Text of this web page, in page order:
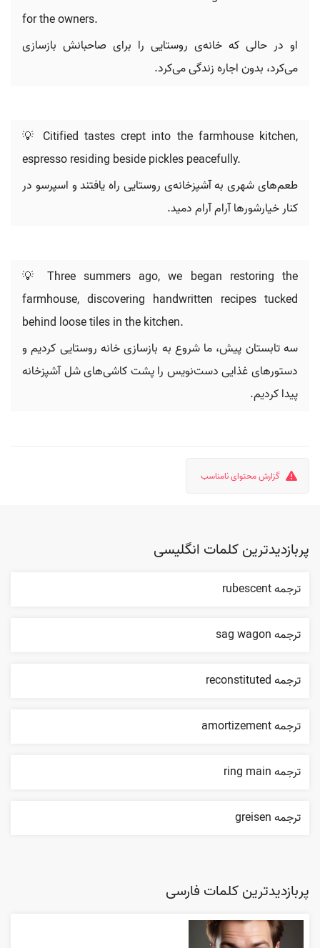
for the owners.
او در حالی که خانه‌ی روستایی را برای صاحبانش بازسازی
می‌کرد، بدون اجاره زندگی می‌کرد.
💡 Citified tastes crept into the farmhouse kitchen,
espresso residing beside pickles peacefully.
طعم‌های شهری به آشپزخانه‌ی روستایی راه یافتند و اسپرسو در
کنار خیارشورها آرام آرام دمید.
💡 Three summers ago, we began restoring the
farmhouse, discovering handwritten recipes tucked
behind loose tiles in the kitchen.
سه تابستان پیش، ما شروع به بازسازی خانه روستایی کردیم و
دستورهای غذایی دست‌نویس را پشت کاشی‌های شل آشپزخانه
پیدا کردیم.
گزارش محتوای نامناسب
پربازدیدترین کلمات انگلیسی
ترجمه rubescent
ترجمه sag wagon
ترجمه reconstituted
ترجمه amortizement
ترجمه ring main
ترجمه greisen
پربازدیدترین کلمات فارسی